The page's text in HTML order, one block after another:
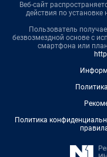
Веб-сайт
действия по установке
Пользователь
безвозмездной основе с
смартфона или
Политика